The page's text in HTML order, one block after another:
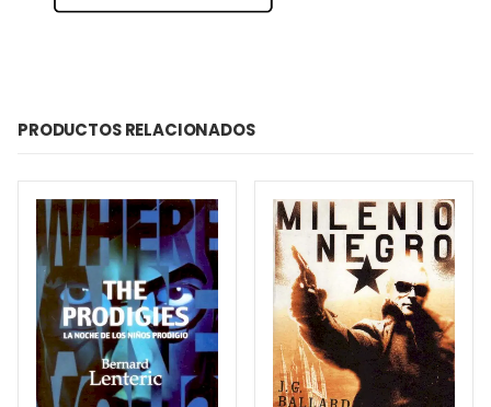
PRODUCTOS RELACIONADOS